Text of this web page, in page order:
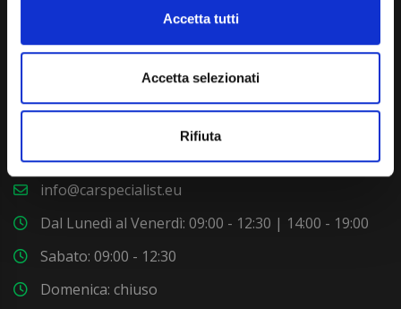
Accetta tutti
Accetta selezionati
Rifiuta
(+39) 031 431 3066
info@carspecialist.eu
Dal Lunedì al Venerdì: 09:00 - 12:30 | 14:00 - 19:00
Sabato: 09:00 - 12:30
Domenica: chiuso